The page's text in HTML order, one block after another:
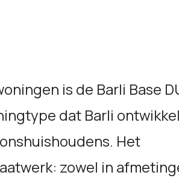
is de Barli Base
dat Barli
Het
zowel in